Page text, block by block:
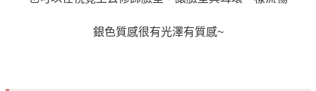
銀色質感很有光澤有質感~